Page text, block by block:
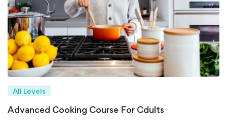
All Levels
Advanced Cooking Course For Cdults